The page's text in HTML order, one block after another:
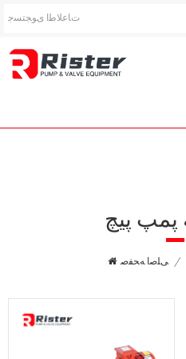
پمپ پیچ
ﯽﻠﺻﺍ ﻪﺤﻔﺻ /